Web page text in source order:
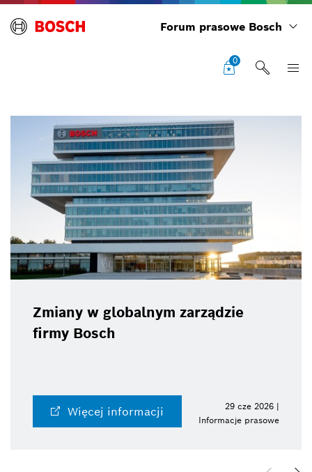
Forum prasowe Bosch
0
Zmiany w globalnym zarządzie
firmy Bosch
Więcej informacji
29 cze 2026 |
Informacje prasowe